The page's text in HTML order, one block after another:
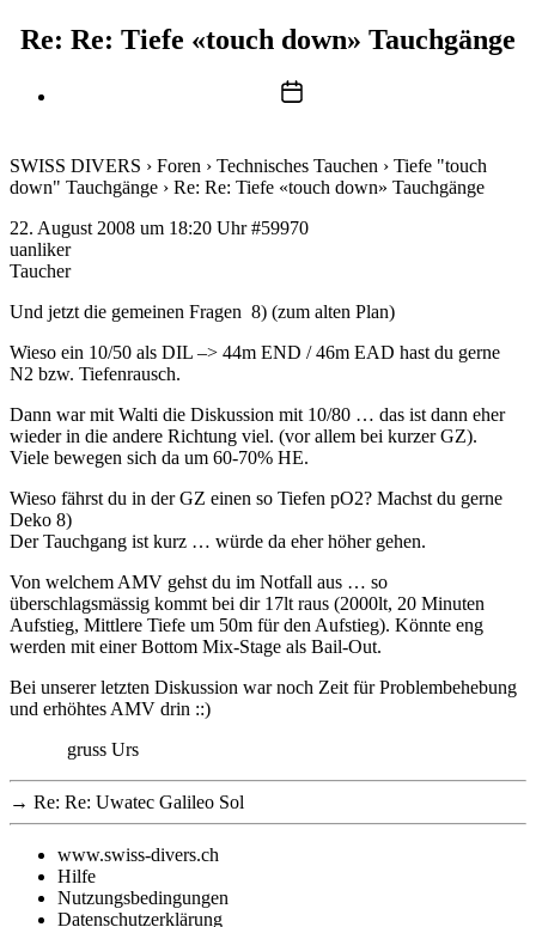
Re: Re: Tiefe «touch down» Tauchgänge
Beitragsdatum
SWISS DIVERS › Foren › Technisches Tauchen › Tiefe "touch
down" Tauchgänge › Re: Re: Tiefe «touch down» Tauchgänge
22. August 2008 um 18:20 Uhr #59970
uanliker
Taucher
Und jetzt die gemeinen Fragen 8) (zum alten Plan)
Wieso ein 10/50 als DIL –> 44m END / 46m EAD hast du gerne
N2 bzw. Tiefenrausch.
Dann war mit Walti die Diskussion mit 10/80 … das ist dann eher
wieder in die andere Richtung viel. (vor allem bei kurzer GZ).
Viele bewegen sich da um 60-70% HE.
Wieso fährst du in der GZ einen so Tiefen pO2? Machst du gerne
Deko 8)
Der Tauchgang ist kurz … würde da eher höher gehen.
Von welchem AMV gehst du im Notfall aus … so
überschlagsmässig kommt bei dir 17lt raus (2000lt, 20 Minuten
Aufstieg, Mittlere Tiefe um 50m für den Aufstieg). Könnte eng
werden mit einer Bottom Mix-Stage als Bail-Out.
Bei unserer letzten Diskussion war noch Zeit für Problembehebung
und erhöhtes AMV drin ::)
gruss Urs
→ Re: Re: Uwatec Galileo Sol
www.swiss-divers.ch
Hilfe
Nutzungsbedingungen
Datenschutzerklärung